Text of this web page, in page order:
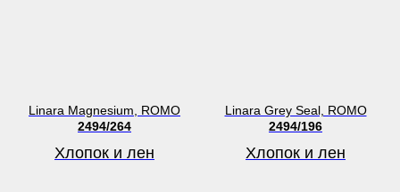
Linara Magnesium, ROMO
2494/264
Хлопок и лен
Linara Grey Seal, ROMO
2494/196
Хлопок и лен